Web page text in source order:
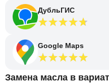
ДубльГИС
Google Maps
Замена масла в